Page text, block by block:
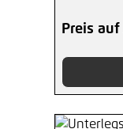
Preis